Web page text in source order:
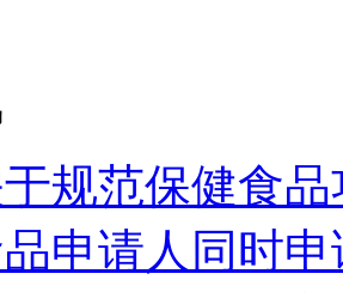
规范保健食
申请人同时